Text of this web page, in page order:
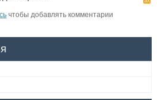
чтобы добавлять комментарии